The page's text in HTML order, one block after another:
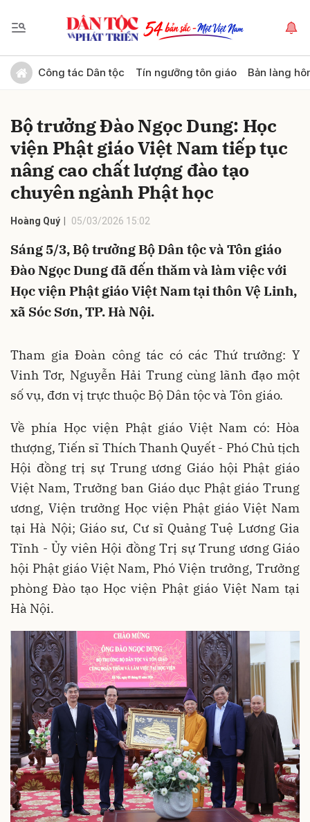
Công tác Dân tộc Tín ngưỡng tôn giáo Bản làng
Bộ trưởng Đào Ngọc Dung: Học
viện Phật giáo Việt Nam tiếp tục
nâng cao chất lượng đào tạo
chuyên ngành Phật học
Hoàng Quý 05/03/2026 15:02
Sáng 5/3, Bộ trưởng Bộ Dân tộc và Tôn giáo
Đào Ngọc Dung đã đến thăm và làm việc với
Học viện Phật giáo Việt Nam tại thôn Vệ Linh,
xã Sóc Sơn, TP. Hà Nội.
Tham gia Đoàn công tác có các Thứ trưởng: Y
Vinh Tơr, Nguyễn Hải Trung cùng lãnh đạo một
số vụ, đơn vị trực thuộc Bộ Dân tộc và Tôn giáo.
Về phía Học viện Phật giáo Việt Nam có: Hòa
thượng, Tiến sĩ Thích Thanh Quyết - Phó Chủ tịch
Hội đồng trị sự Trung ương Giáo hội Phật giáo
Việt Nam, Trưởng ban Giáo dục Phật giáo Trung
ương, Viện trưởng Học viện Phật giáo Việt Nam
tại Hà Nội; Giáo sư, Cư sĩ Quảng Tuệ Lương Gia
Tĩnh - Ủy viên Hội đồng Trị sự Trung ương Giáo
hội Phật giáo Việt Nam, Phó Viện trưởng, Trưởng
phòng Đào tạo Học viện Phật giáo Việt Nam tại
Hà Nội.
Gửi bình luận